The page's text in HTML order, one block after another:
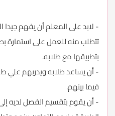
- لابد على المعلم أن يفهم جيدا
تتطلب منه للعمل على استمارة
بتطبيقها مع طلابه.
- أن يساعد طلابه ويدربهم علي
فيما بينهم.
- أن يقوم بتقسيم الفصل لديه